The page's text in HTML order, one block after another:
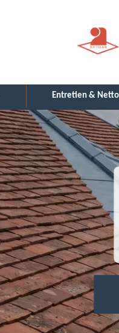
Entretien &